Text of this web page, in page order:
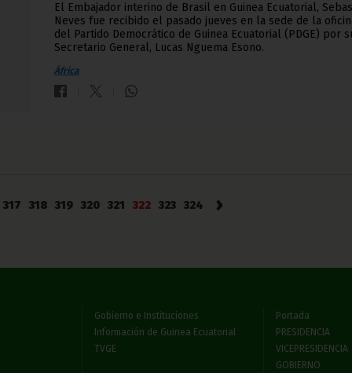
El Embajador interino de Brasil en Guinea Ecuatorial,
Neves fue recibido el pasado jueves en la sede de la
del Partido Democrático de Guinea Ecuatorial (PDGE) por
Secretario General, Lucas Nguema Esono.
África
317 318 319 320 321 322 323 324 ›
Gobierno e Instituciones
Información de Guinea Ecuatorial
TVGE
Portada
PRESIDENCIA
VICEPRESIDENCIA
GOBIERNO